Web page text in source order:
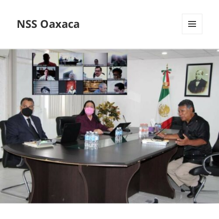
NSS Oaxaca
WIDGETS